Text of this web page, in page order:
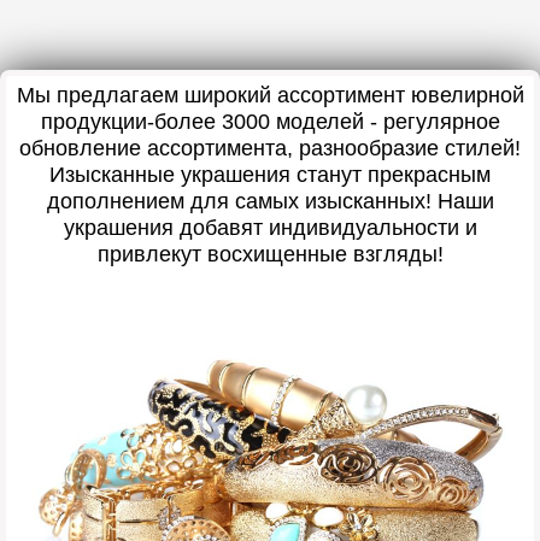
Мы предлагаем широкий ассортимент ювелирной
продукции-более 3000 моделей - регулярное
обновление ассортимента, разнообразие стилей!
Изысканные украшения станут прекрасным
дополнением для самых изысканных! Наши
украшения добавят индивидуальности и
привлекут восхищенные взгляды!